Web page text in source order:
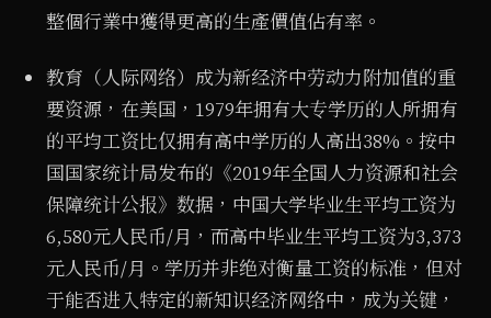
整個行業中獲得更高的生產價值佔有率。
教育（人际网络）成为新经济中劳动力附加值的重
要资源，在美国，1979年拥有大专学历的人所拥有
的平均工资比仅拥有高中学历的人高出38%。按中
国国家统计局发布的《2019年全国人力资源和社会
保障统计公报》数据，中国大学毕业生平均工资为
6,580元人民币/月，而高中毕业生平均工资为3,373
元人民币/月。学历并非绝对衡量工资的标准，但对
于能否进入特定的新知识经济网络中，成为关键，